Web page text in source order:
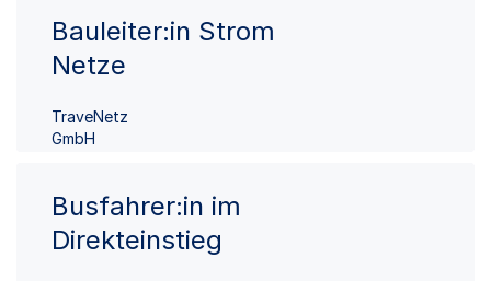
Bauleiter:in Strom
Netze
TraveNetz
GmbH
Busfahrer:in im
Direkteinstieg